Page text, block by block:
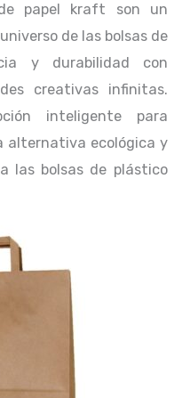
papel kraft son un
de las bolsas de
y durabilidad con
creativas infinitas.
inteligente para
alternativa ecológica y
las bolsas de plástico